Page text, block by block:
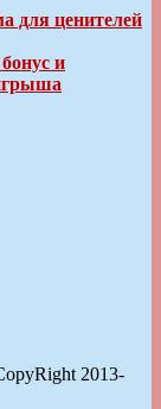
для ценителей
и
2013-